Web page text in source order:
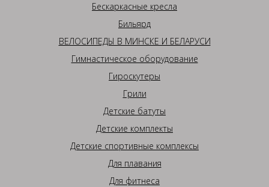
Бескаркасные кресла
Бильярд
ВЕЛОСИПЕДЫ В МИНСКЕ И БЕЛАРУСИ
Гимнастическое оборудование
Гироскутеры
Грили
Детские батуты
Детские комплекты
Детские спортивные комплексы
Для плавания
Для фитнеса